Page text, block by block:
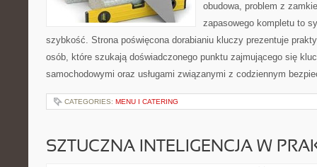
obudowa, problem z
zapasowego kompletu to
szybkość. Strona poświęcona dorabianiu kluczy prezentuje
osób, które szukają doświadczonego punktu zajmującego się
samochodowymi oraz usługami związanymi z codziennym
CATEGORIES: MENU I CATERING
SZTUCZNA INTELIGENCJA W